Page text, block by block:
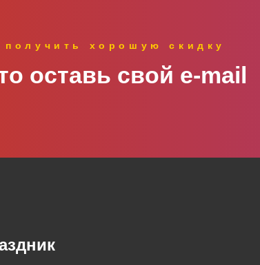
хорошую скидку
оставь свой e‑mail